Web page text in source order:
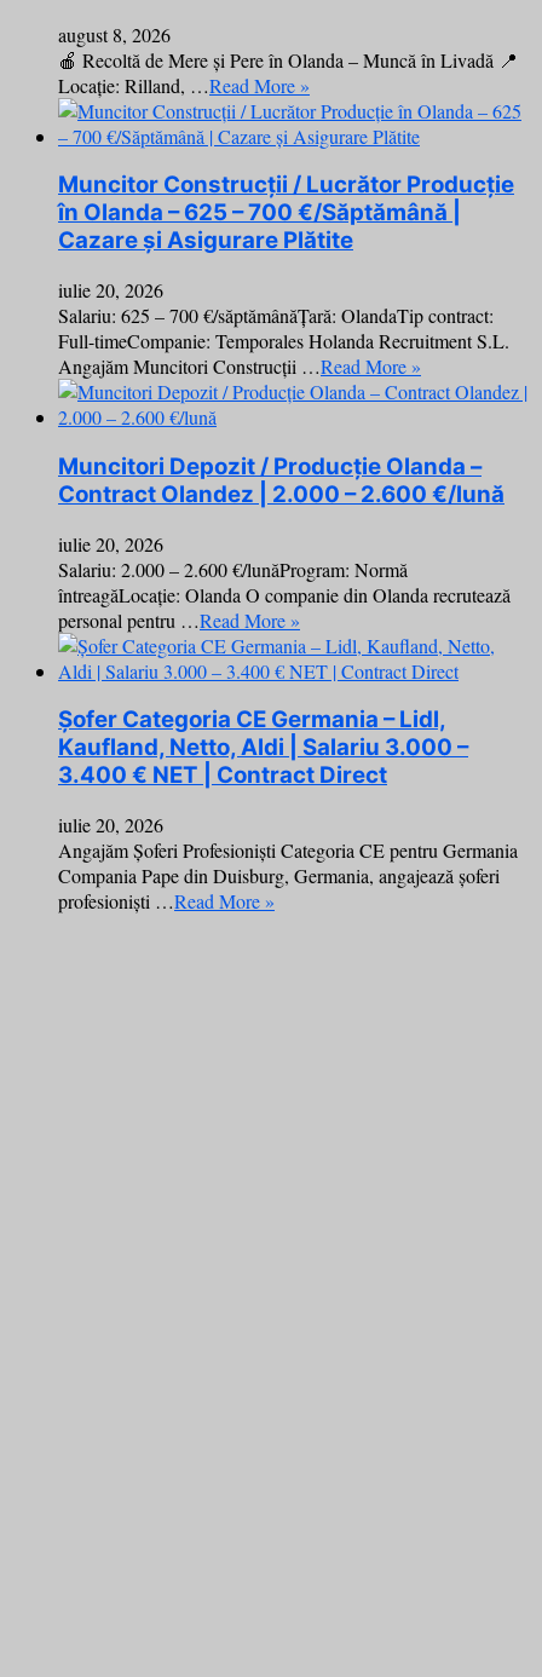
august 8, 2026
🍎 Recoltă de Mere și Pere în Olanda – Muncă în Livadă 📍
Locație: Rilland, …Read More »
Muncitor Construcții / Lucrător Producție
în Olanda – 625 – 700 €/Săptămână |
Cazare și Asigurare Plătite
iulie 20, 2026
Salariu: 625 – 700 €/săptămânăȚară: OlandaTip contract:
Full-timeCompanie: Temporales Holanda Recruitment S.L.
Angajăm Muncitori Construcții …Read More »
Muncitori Depozit / Producție Olanda –
Contract Olandez | 2.000 – 2.600 €/lună
iulie 20, 2026
Salariu: 2.000 – 2.600 €/lunăProgram: Normă
întreagăLocație: Olanda O companie din Olanda recrutează
personal pentru …Read More »
Șofer Categoria CE Germania – Lidl,
Kaufland, Netto, Aldi | Salariu 3.000 –
3.400 € NET | Contract Direct
iulie 20, 2026
Angajăm Șoferi Profesioniști Categoria CE pentru Germania
Compania Pape din Duisburg, Germania, angajează șoferi
profesioniști …Read More »